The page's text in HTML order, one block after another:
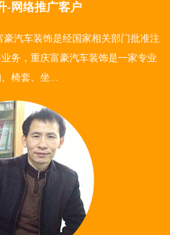
-网络推广客户
汽车装饰是经国家相关部门批准注
务，重庆富豪汽车装饰是一家专业
椅套、坐...